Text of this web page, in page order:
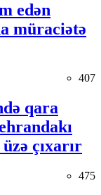
edən
müraciətə
407
qara
çıxarır
475